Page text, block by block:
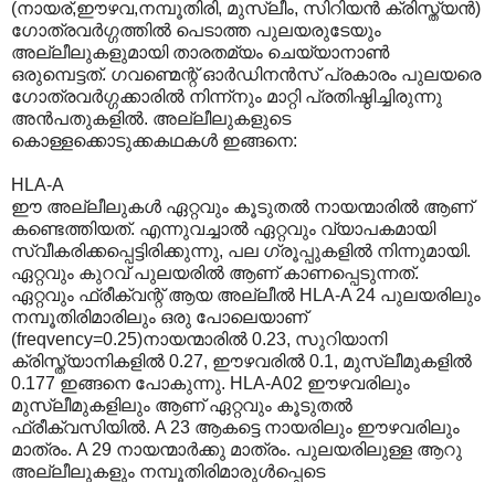
(നായര്,ഈഴവ,നമ്പൂതിരി‍, മുസ്ലീം, സിറിയന്‍ ക്രിസ്ത്യന്‍)
ഗോത്രവര്‍ഗ്ഗത്തില്‍ പെടാത്ത പുലയരുടേയും
അല്ലീലുകളുമായി താരതമ്യം ചെയ്യാനാണ്‍
ഒരുമ്പെട്ടത്. ഗവണ്മെന്റ് ഓര്‍ഡിനന്‍സ് പ്രകാരം പുലയരെ
ഗോത്രവര്‍ഗ്ഗക്കാരില്‍ നിന്ന്നും മാറ്റി പ്രതിഷ്ഠിച്ചിരുന്നു
അന്‍പതുകളില്‍. അല്ലീലുകളുടെ
കൊള്ളക്കൊടുക്കകഥകള്‍ ഇങ്ങനെ:
HLA-A
ഈ അല്ലീലുകള്‍ ഏറ്റവും കൂടുതല്‍ നായന്മാരില്‍ ആണ്
കണ്ടെത്തിയത്. എന്നുവച്ചാല്‍ ഏറ്റവും വ്യാപകമായി
സ്വീകരിക്കപ്പെട്ടിരിക്കുന്നു, പല ഗ്രൂപ്പുകളില്‍ നിന്നുമായി.
ഏറ്റവും കുറവ് പുലയരില്‍ ആണ് കാണപ്പെടുന്നത്.
ഏറ്റവും ഫ്രീക്വന്റ് ആയ അല്ലീല്‍ HLA-A 24 പുലയരിലും
നമ്പൂതിരിമാരിലും ഒരു പോലെയാണ്
(freqvency=0.25)നായന്മാരില്‍ 0.23, സുറിയാനി‍
ക്രിസ്ത്യാനികളില്‍ 0.27, ഈഴവരില്‍ 0.1, മുസ്ലീമുകളില്‍
0.177 ഇങ്ങനെ പോകുന്നു. HLA-A02 ഈഴവരിലും
മുസ്ലീമുകളിലും ആണ് ഏറ്റവും കൂടുതല്‍
ഫ്രീക്വസിയില്‍. A 23 ആകട്ടെ നായരിലും ഈഴവരിലും
മാത്രം. A 29 നായന്മാര്‍ക്കു മാത്രം. പുലയരിലുള്ള ആറു
അല്ലീലുകളും നമ്പൂതിരിമാരുള്‍പ്പെടെ